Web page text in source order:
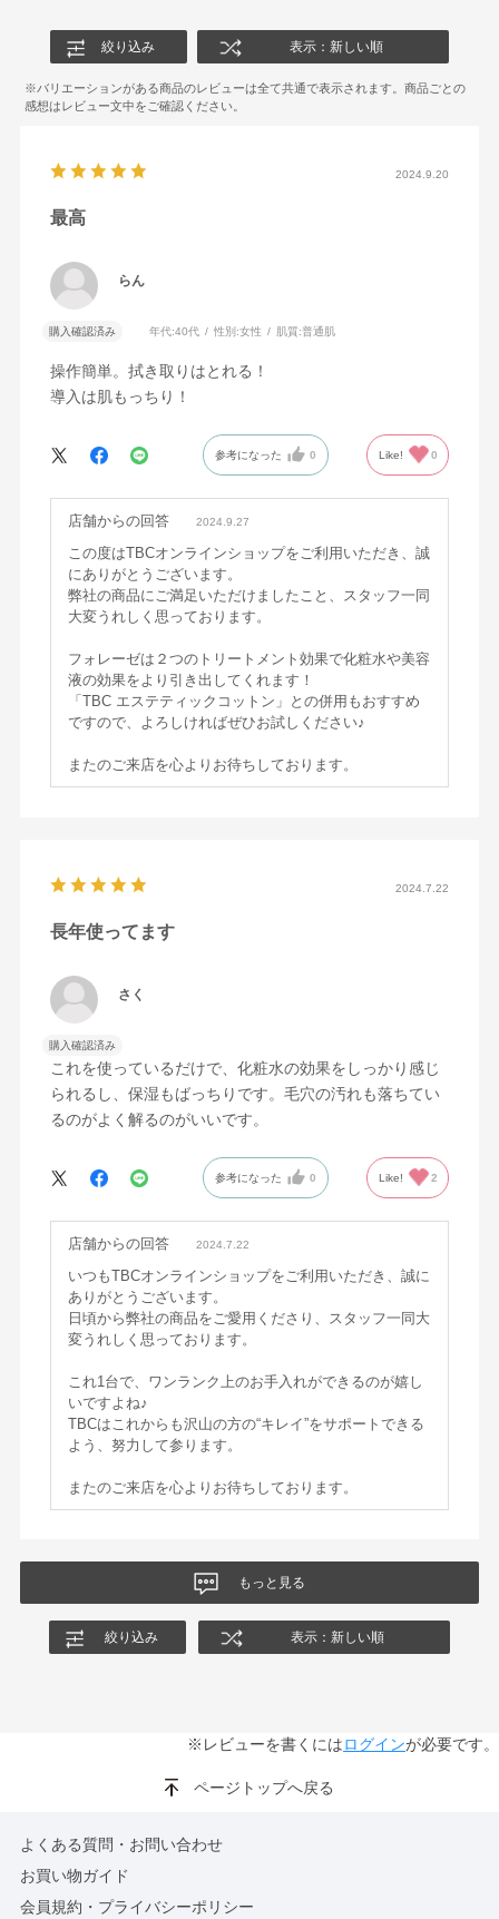
絞り込み 表示：新しい順
2024.9.20
最高
らん
購入確認済み 年代:40代 性別:女性 肌質:普通肌
操作簡単。拭き取りはとれる！
導入は肌もっちり！
参考になった 0 Like! 0
店舗からの回答 2024.9.27
この度はTBCオンラインショップをご利用いただき、誠
にありがとうございます。
弊社の商品にご満足いただけましたこと、スタッフ一同
大変うれしく思っております。
フォレーゼは２つのトリートメント効果で化粧水や美容
液の効果をより引き出してくれます！
「TBC エステティックコットン」との併用もおすすめ
ですので、よろしければぜひお試しください♪
またのご来店を心よりお待ちしております。
2024.7.22
長年使ってます
さく
購入確認済み
これを使っているだけで、化粧水の効果をしっかり感じ
られるし、保湿もばっちりです。毛穴の汚れも落ちてい
るのがよく解るのがいいです。
参考になった 0 Like! 2
店舗からの回答 2024.7.22
いつもTBCオンラインショップをご利用いただき、誠に
ありがとうございます。
日頃から弊社の商品をご愛用くださり、スタッフ一同大
変うれしく思っております。
これ1台で、ワンランク上のお手入れができるのが嬉し
いですよね♪
TBCはこれからも沢山の方の“キレイ”をサポートできる
よう、努力して参ります。
またのご来店を心よりお待ちしております。
もっと見る
絞り込み 表示：新しい順
※レビューを書くにはログインが必要です。
ページトップへ戻る
よくある質問・お問い合わせ
お買い物ガイド
会員規約・プライバシーポリシー